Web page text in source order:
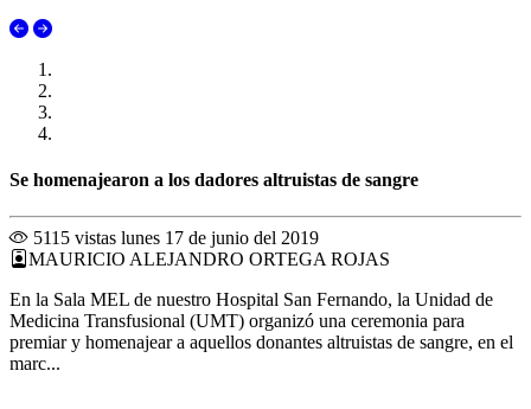
Se homenajearon a los dadores altruistas de sangre
5115 vistas lunes 17 de junio del 2019
MAURICIO ALEJANDRO ORTEGA ROJAS
En la Sala MEL de nuestro Hospital San Fernando, la Unidad de
Medicina Transfusional (UMT) organizó una ceremonia para
premiar y homenajear a aquellos donantes altruistas de sangre, en el
marc...